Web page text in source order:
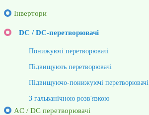
Інвертори
DC / DC-перетворювачі
Понижуючі перетворювачі
Підвищують перетворювачі
Підвищуючо-понижуючі перетворювачі
З гальванічною розв'язкою
AC / DC перетворювачі